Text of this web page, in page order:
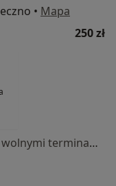
• Mapa
250 zł
Brak dostępnych specjalistów z wolnymi terminami w tym centrum medycznym.